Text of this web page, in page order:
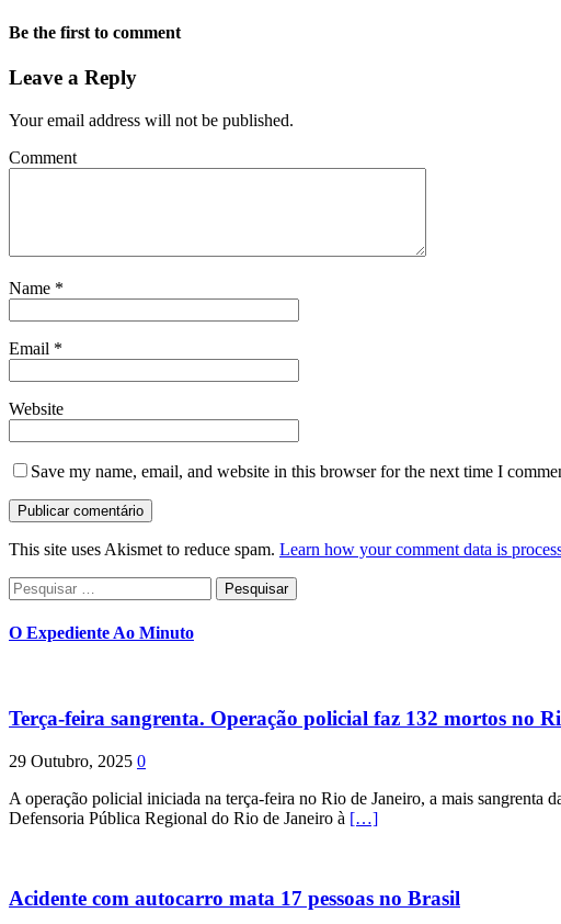
Be the first to comment
Leave a Reply
Your email address will not be published.
Comment
Name *
Email *
Website
Save my name, email, and website in this browser for the next time I
This site uses Akismet to reduce spam. Learn how your comment data is
Pesquisar
por:
O Expediente Ao Minuto
Terça-feira sangrenta. Operação policial faz 132 mortos no
29 Outubro, 2025 0
A operação policial iniciada na terça-feira no Rio de Janeiro, a mais sangrenta
Defensoria Pública Regional do Rio de Janeiro à […]
Acidente com autocarro mata 17 pessoas no Brasil